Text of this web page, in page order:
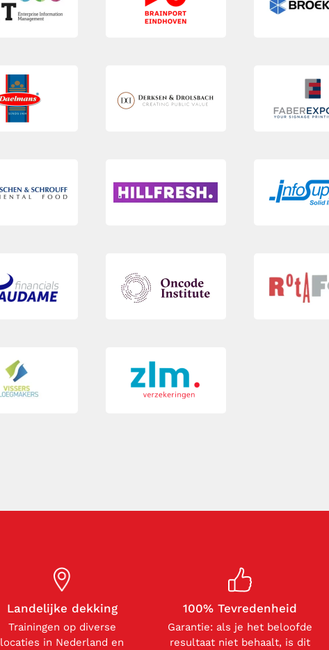
Landelijke dekking
Trainingen op diverse
locaties in Nederland en
100% Tevredenheid
Garantie: als je het beloofde
resultaat niet behaalt, is dit